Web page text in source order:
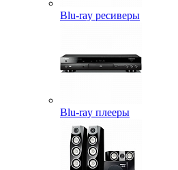
Blu-ray ресиверы
Blu-ray плееры